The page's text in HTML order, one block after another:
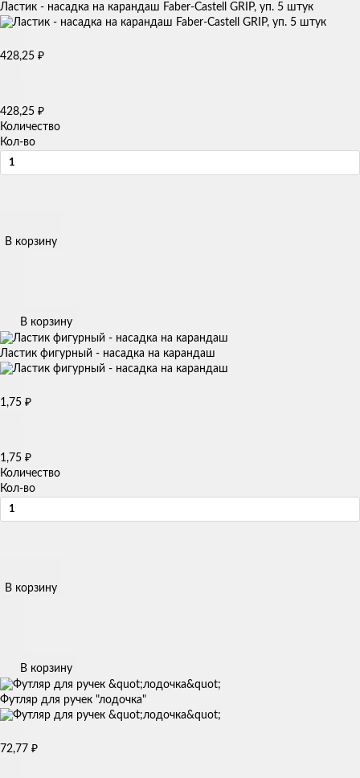
Ластик - насадка на карандаш Faber-Castell GRIP, уп. 5 штук
428,25 ₽
428,25 ₽
Количество
Кол-во
В корзину
В корзину
Ластик фигурный - насадка на карандаш
1,75 ₽
1,75 ₽
Количество
Кол-во
В корзину
В корзину
Футляр для ручек "лодочка"
72,77 ₽